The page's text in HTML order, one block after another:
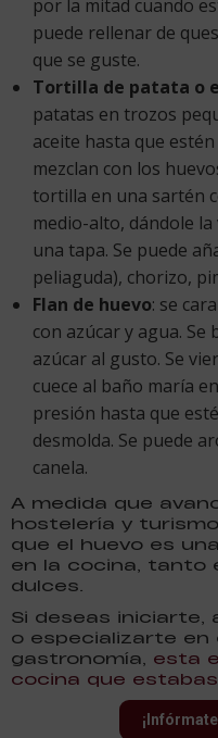
por la mitad cuando
puede rellenar de
que se guste.
Tortilla de patata o
patatas en trozos
aceite hasta que
mezclan con los
tortilla en una sartén
medio-alto, dándole
una tapa. Se puede
peliaguda), chorizo,
Flan de huevo: se
con azúcar y agua.
azúcar al gusto. Se
cuece al baño maría
presión hasta que
desmolda. Se puede
canela.
A medida que
hostelería y
que el huevo es
en la cocina, tanto
dulces.
Si deseas
o especializarte en
gastronomía, esta
cocina que